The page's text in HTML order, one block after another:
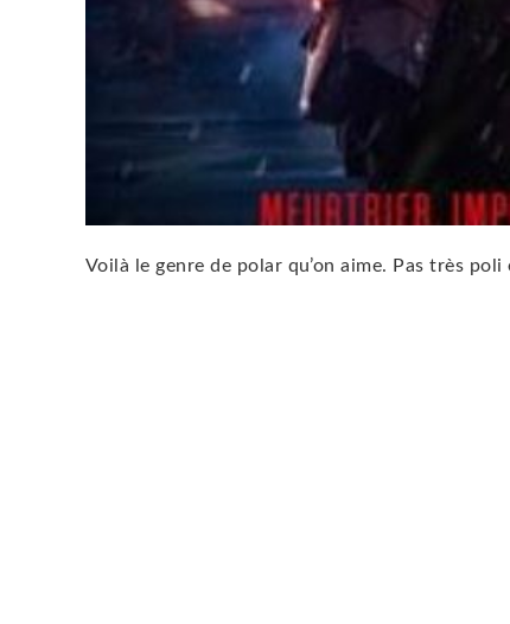
Voilà le genre de polar qu’on aime. Pas très